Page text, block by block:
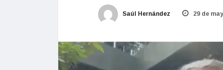
Saúl Hernández 29 de